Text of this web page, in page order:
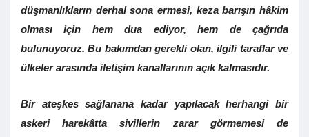
düşmanlıkların derhal sona ermesi, keza barışın hâkim
olması için hem dua ediyor, hem de çağrıda
bulunuyoruz. Bu bakımdan gerekli olan, ilgili taraflar ve
ülkeler arasında iletişim kanallarının açık kalmasıdır.
Bir ateşkes sağlanana kadar yapılacak herhangi bir
askeri harekâtta sivillerin zarar görmemesi de